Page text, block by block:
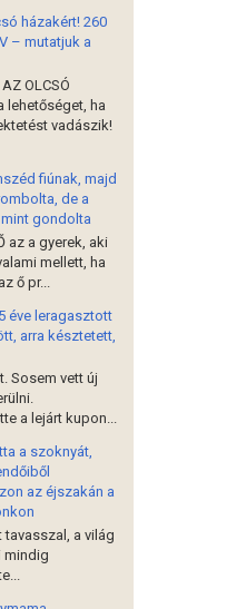
házakért! 260
– mutatjuk a
OLCSÓ
lehetőséget, ha
vadászik!
fiúnak, majd
de a
gondolta
az a gyerek, aki
mellett, ha
ő pr...
éve leragasztott
arra késztetett,
Sosem vett új
a lejárt kupon...
a szoknyát,
az éjszakán a
a világ
mindig